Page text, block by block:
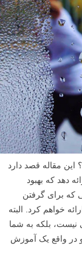
این مقاله قصد دارد
دهد که بهبود
که برای گرفتن
خواهم کرد. البته
بلکه به شما
در واقع یک آموزش